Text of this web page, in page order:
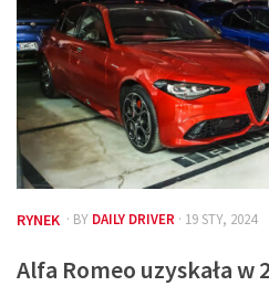
RYNEK · BY DAILY DRIVER · 19 STY, 2024
Alfa Romeo uzyskała w